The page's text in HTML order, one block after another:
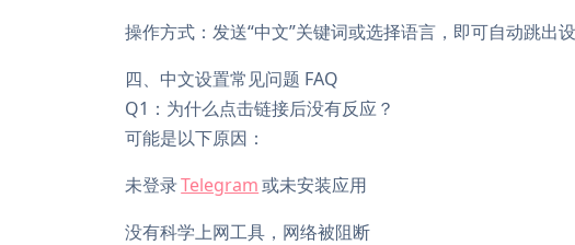
操作方式：发送“中文”关键词或选择语言，即可自动跳出设
四、中文设置常见问题 FAQ
Q1：为什么点击链接后没有反应？
可能是以下原因：
未登录Telegram或未安装应用
没有科学上网工具，网络被阻断